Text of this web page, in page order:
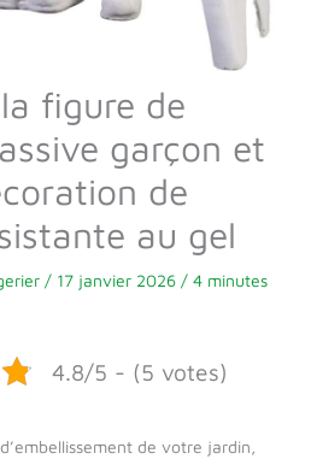
figure de
garçon et
de
au gel
/ 17 janvier 2026 / 4 minutes
4.8/5 - (5 votes)
de votre jardin,